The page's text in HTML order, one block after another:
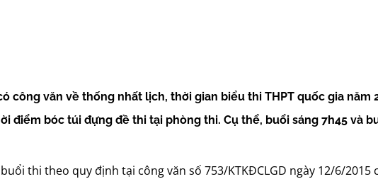
công văn về thống nhất lịch, thời gian biểu thi THPT quốc gia năm
điểm bóc túi đựng đề thi tại phòng thi. Cụ thể, buổi sáng 7h45 và
thi theo quy định tại công văn số 753/KTKĐCLGD ngày 12/6/2015